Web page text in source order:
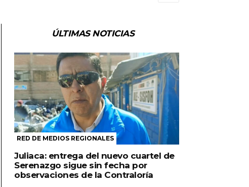
ÚLTIMAS NOTICIAS
RED DE MEDIOS REGIONALES
Juliaca: entrega del nuevo cuartel de
Serenazgo sigue sin fecha por
observaciones de la Contraloría